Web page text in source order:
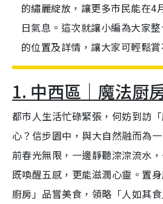
的繡麗綻放，讓更多市民能在4
日氣息。這次就讓小編為大家
的位置及詳情，讓大家可輕鬆賞
1. 中西區｜魔法厨
都市人生活忙碌緊張，何妨到訪
心？信步園中，與大自然融而為
前春光無限，一邊靜聽淙淙流水
既喚醒五感，更能滋潤心靈。置
廚房」品嘗美食，領略「人如其